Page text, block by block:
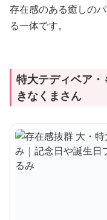
存在感のある癒しの
る一体です。
特大テディベア
きなくまさん